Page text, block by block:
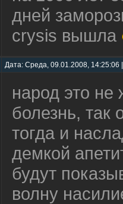
дней
crysis вышла
Дата: Среда, 09.01.2008,
народ это не
болезнь, так
тогда и
демкой
будут
волну